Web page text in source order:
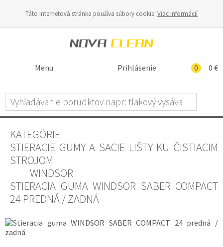
Táto internetová stránka používa súbory cookie. Viac informácií
0 0 €
Prihlásenie
Menu
KATEGÓRIE
STIERACIE GUMY A SACIE LIŠTY KU ČISTIACIM
STROJOM
WINDSOR
STIERACIA GUMA WINDSOR SABER COMPACT
24 PREDNÁ / ZADNÁ